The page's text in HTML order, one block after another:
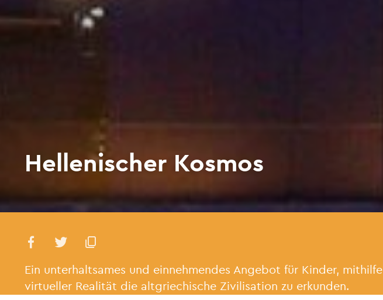
Hellenischer Kosmos
Ein unterhaltsames und einnehmendes Angebot für Kinder, mithilfe
virtueller Realität die altgriechische Zivilisation zu erkunden.